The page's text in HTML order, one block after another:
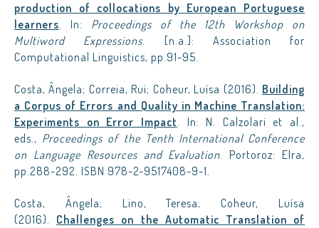
production of collocations by European Portuguese
learners. In: Proceedings of the 12th Workshop on
Multiword Expressions. [n.a.]: Association for
Computational Linguistics, pp.91-95.
Costa, Ângela; Correia, Rui; Coheur, Luísa (2016). Building
a Corpus of Errors and Quality in Machine Translation:
Experiments on Error Impact. In: N. Calzolari et al.,
eds., Proceedings of the Tenth International Conference
on Language Resources and Evaluation. Portoroz: Elra,
pp.288-292. ISBN 978-2-9517408-9-1.
Costa, Ângela; Lino, Teresa; Coheur, Luísa
(2016). Challenges on the Automatic Translation of